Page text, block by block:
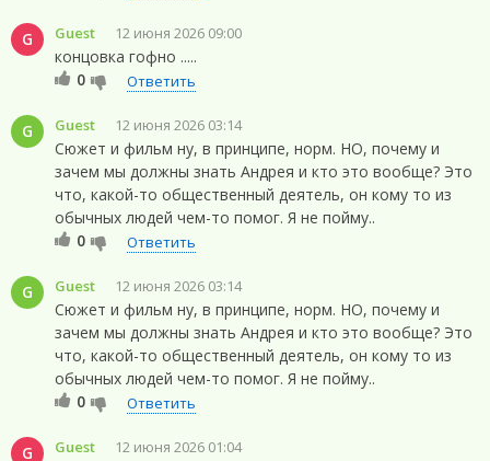
G Guest 12 июня 2026 09:00
концовка гофно .....
0
Ответить
G Guest 12 июня 2026 03:14
Сюжет и фильм ну, в принципе, норм. НО, почему и
зачем мы должны знать Андрея и кто это вообще? Это
что, какой-то общественный деятель, он кому то из
обычных людей чем-то помог. Я не пойму..
0
Ответить
G Guest 12 июня 2026 03:14
Сюжет и фильм ну, в принципе, норм. НО, почему и
зачем мы должны знать Андрея и кто это вообще? Это
что, какой-то общественный деятель, он кому то из
обычных людей чем-то помог. Я не пойму..
0
Ответить
G Guest 12 июня 2026 01:04